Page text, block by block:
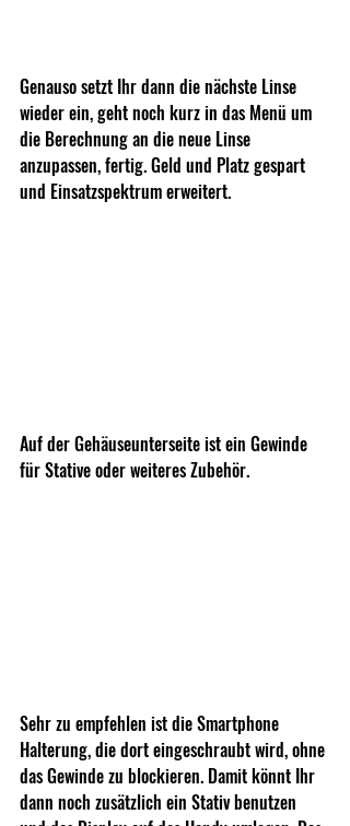
Genauso setzt Ihr dann die nächste Linse
wieder ein, geht noch kurz in das Menü um
die Berechnung an die neue Linse
anzupassen, fertig. Geld und Platz gespart
und Einsatzspektrum erweitert.
Auf der Gehäuseunterseite ist ein Gewinde
für Stative oder weiteres Zubehör.
Sehr zu empfehlen ist die Smartphone
Halterung, die dort eingeschraubt wird, ohne
das Gewinde zu blockieren. Damit könnt Ihr
dann noch zusätzlich ein Stativ benutzen